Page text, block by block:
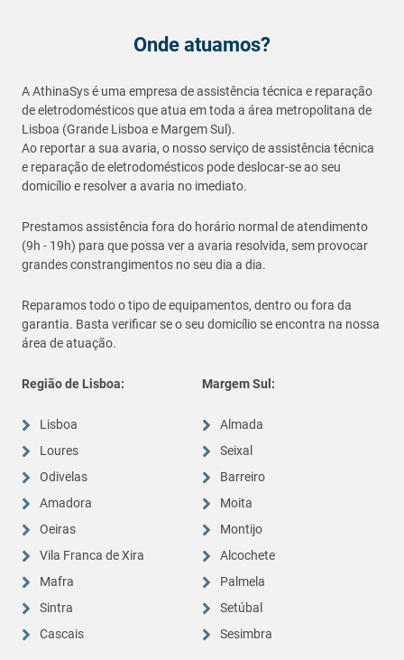
Onde atuamos?
A AthinaSys é uma empresa de assistência técnica e reparação
de eletrodomésticos que atua em toda a área metropolitana de
Lisboa (Grande Lisboa e Margem Sul).
Ao reportar a sua avaria, o nosso serviço de assistência técnica
e reparação de eletrodomésticos pode deslocar-se ao seu
domicílio e resolver a avaria no imediato.
Prestamos assistência fora do horário normal de atendimento
(9h - 19h) para que possa ver a avaria resolvida, sem provocar
grandes constrangimentos no seu dia a dia.
Reparamos todo o tipo de equipamentos, dentro ou fora da
garantia. Basta verificar se o seu domicílio se encontra na nossa
área de atuação.
Região de Lisboa:
Lisboa
Loures
Odivelas
Amadora
Oeiras
Vila Franca de Xira
Mafra
Sintra
Cascais
Margem Sul:
Almada
Seixal
Barreiro
Moita
Montijo
Alcochete
Palmela
Setúbal
Sesimbra